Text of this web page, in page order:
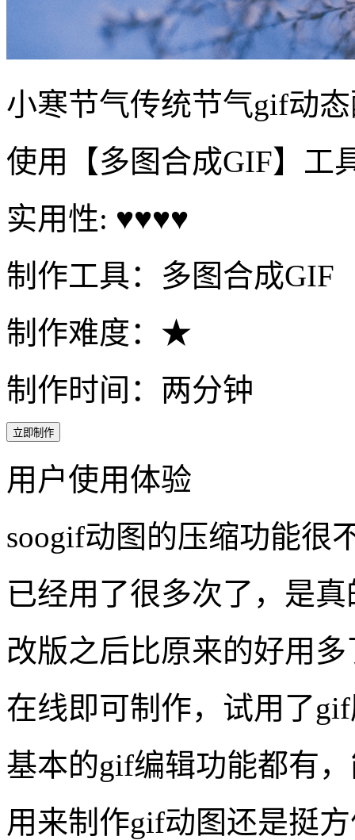
小寒节气传统节气gif动
使用【多图合成GIF】工
实用性: ♥♥♥♥
制作工具：多图合成GIF
制作难度：★
制作时间：两分钟
立即制作
用户使用体验
soogif动图的压缩功能很
已经用了很多次了，是
改版之后比原来的好用
在线即可制作，试用了
基本的gif编辑功能都有
用来制作gif动图还是挺